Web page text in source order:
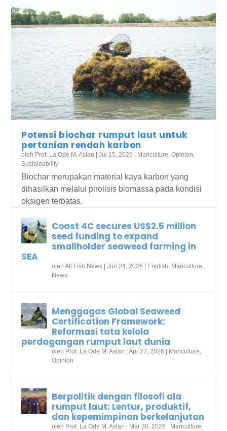
Potensi biochar rumput laut untuk
pertanian rendah karbon
oleh Prof. La Ode M. Aslan |Jul 15, 2026 Mariculture,Opinion,
Sustainability
Biochar merupakan material kaya karbon yang
dihasilkan melalui pirolisis biomassa pada kondisi
oksigen terbatas.
Coast 4C secures US$2.5 million
seed funding to expand
smallholder seaweed farming in
SEA
olehAll Fish News |Jun 24, 2026 English, Mariculture,
News
Menggagas Global Seaweed
Certification Framework:
Reformasi tata kelola
perdagangan rumput laut dunia
oleh Prof. La Ode M. Aslan |Apr 27, 2026 Mariculture,
Opinion
Berpolitik dengan filosofi ala
rumput laut: Lentur, produktif,
dan kepemimpinan berkelanjutan
oleh Prof. La Ode M. Aslan Mar 30, 2026 Mariculture,